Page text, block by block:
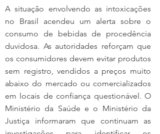
A situação envolvendo as intoxicações
no Brasil acendeu um alerta sobre o
consumo de bebidas de procedência
duvidosa. As autoridades reforçam que
os consumidores devem evitar produtos
sem registro, vendidos a preços muito
abaixo do mercado ou comercializados
em locais de confiança questionável. O
Ministério da Saúde e o Ministério da
Justiça informaram que continuam as